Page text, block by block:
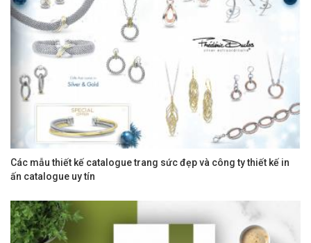
Các mẫu thiết kế catalogue trang sức đẹp và công ty thiết kế in
ấn catalogue uy tín